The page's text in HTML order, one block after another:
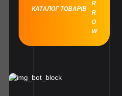
КАТАЛОГ ТОВАРІВ